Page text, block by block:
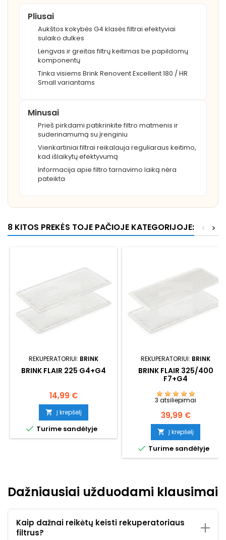
Pliusai
Aukštos kokybės G4 klasės filtrai efektyviai
sulaiko dulkes
Lengvas ir greitas filtrų keitimas be papildomų
komponentų
Tinka visiems Brink Renovent Excellent 180 / HR
Small variantams
Minusai
Prieš pirkdami patikrinkite filtro matmenis ir
suderinamumą su įrenginiu
Vienkartiniai filtrai reikalauja reguliaraus keitimo,
kad išlaikytų efektyvumą
Informacija apie filtro tarnavimo laiką nėra
pateikta
8 KITOS PREKĖS TOJE PAČIOJE KATEGORIJOJE: >
<
REKUPERATORIUI: BRINK
BRINK FLAIR 225 G4+G4
Kaina
14,99 €
 Į krepšelį
 Turime sandėlyje
REKUPERATORIUI: BRINK
BRINK FLAIR 325/400
F7+G4
3 atsiliepimai
Kaina
39,99 €
 Į krepšelį
 Turime sandėlyje
Dažniausiai užduodami klausimai
Kaip dažnai reikėtų keisti rekuperatoriaus
filtrus?